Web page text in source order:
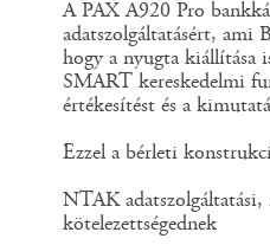
A PAX A920 Pro
adatszolgáltatásért, ami
hogy a nyugta kiállítása
SMART kereskedelmi
értékesítést és a
Ezzel a bérleti
NTAK adatszolgáltatási,
kötelezettségednek